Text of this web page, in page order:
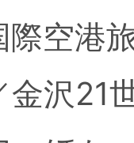
際空港
金沢21